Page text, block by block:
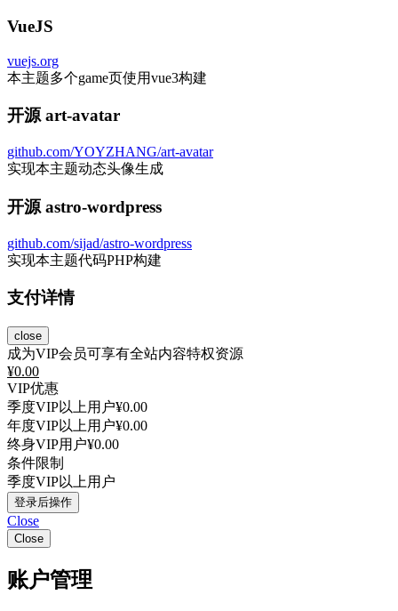
VueJS
vuejs.org
本主题多个game页使用vue3构建
开源 art-avatar
github.com/YOYZHANG/art-avatar
实现本主题动态头像生成
开源 astro-wordpress
github.com/sijad/astro-wordpress
实现本主题代码PHP构建
支付详情
close
成为VIP会员可享有全站内容特权资源
¥0.00
VIP优惠
季度VIP以上用户¥0.00
年度VIP以上用户¥0.00
终身VIP用户¥0.00
条件限制
季度VIP以上用户
登录后操作
Close
Close
账户管理